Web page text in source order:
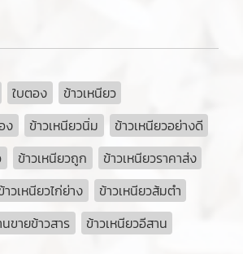
ใบตอง
ข้าวเหนียว
ง
ข้าวเหนียวนิ่ม
ข้าวเหนียวอย่างดี
ข้าวเหนียวถูก
ข้าวเหนียวราคาส่ง
าวเหนียวไก่ย่าง
ข้าวเหนียวส้มตำ
ขายข้าวสาร ข้าวเหนียวอีสาน